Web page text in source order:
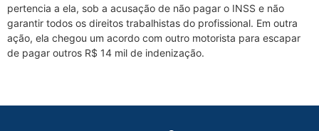
pertencia a ela, sob a acusação de não pagar o INSS e não
garantir todos os direitos trabalhistas do profissional. Em outra
ação, ela chegou um acordo com outro motorista para escapar
de pagar outros R$ 14 mil de indenização.